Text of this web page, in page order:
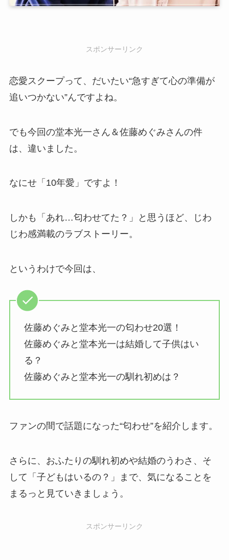
スポンサーリンク
恋愛スクープって、だいたい“急すぎて心の準備が
追いつかない”んですよね。
でも今回の堂本光一さん＆佐藤めぐみさんの件
は、違いました。
なにせ「10年愛」ですよ！
しかも「あれ…匂わせてた？」と思うほど、じわ
じわ感満載のラブストーリー。
というわけで今回は、
佐藤めぐみと堂本光一の匂わせ20選！
佐藤めぐみと堂本光一は結婚して子供はい
る？
佐藤めぐみと堂本光一の馴れ初めは？
ファンの間で話題になった“匂わせ”を紹介します。
さらに、おふたりの馴れ初めや結婚のうわさ、そ
して「子どもはいるの？」まで、気になることを
まるっと見ていきましょう。
スポンサーリンク